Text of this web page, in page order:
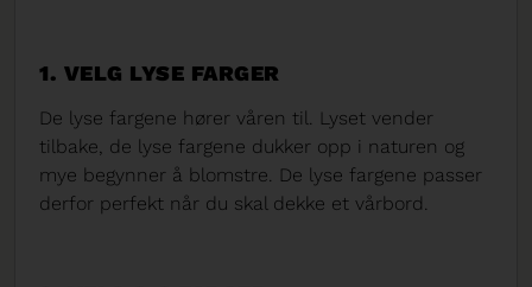
1. VELG LYSE FARGER
De lyse fargene hører våren til. Lyset vender
tilbake, de lyse fargene dukker opp i naturen og
mye begynner å blomstre. De lyse fargene passer
derfor perfekt når du skal dekke et vårbord.